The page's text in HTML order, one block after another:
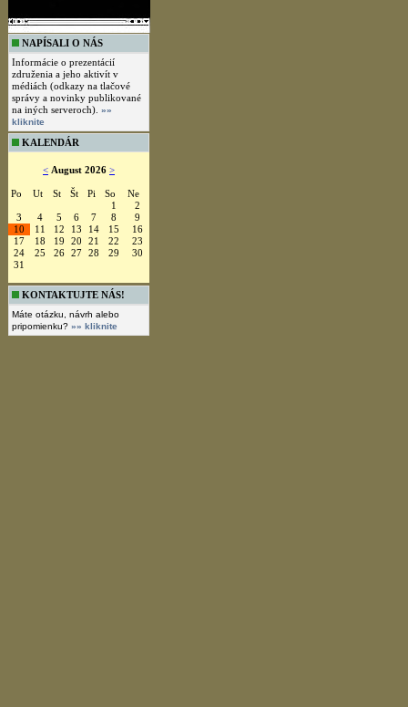
NAPÍSALI O NÁS
Informácie o prezentácií
združenia a jeho aktivít v
médiách (odkazy na tlačové
správy a novinky publikované
na iných serveroch). »»
kliknite
KALENDÁR
< August 2026 >
Po Ut St Št Pi So
Ne
1
2
3
4 5 6 7 8
9
10
11 12 13 14 15
16
17
18 19 20 21 22
23
24
25 26 27 28 29
30
31
KONTAKTUJTE NÁS!
Máte otázku, návrh alebo
pripomienku? »» kliknite